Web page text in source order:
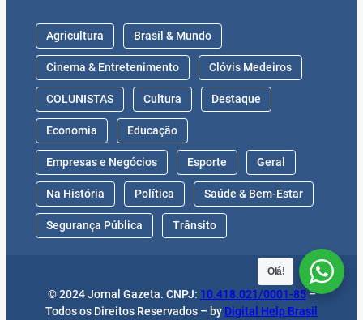
Agricultura Brasil & Mundo
Cinema & Entretenimento Clóvis Medeiros
COLUNISTAS Cultura Destaque
Economia Educação
Empresas e Negócios Esporte Geral
Na História Política Saúde & Bem-Estar
Segurança Pública Trânsito
© 2024 Jornal Gazeta. CNPJ: 10.418.021/0001-85–
Todos os Direitos Reservados – by Digital Help Brasil
Olá!